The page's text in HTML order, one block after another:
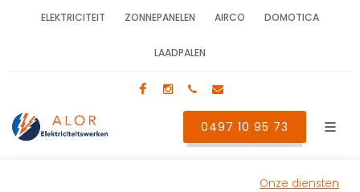
ELEKTRICITEIT ZONNEPANELEN AIRCO DOMOTICA
LAADPALEN
FacebookInstagram0497 10 95 73
0497 10 95 73
Onze diensten